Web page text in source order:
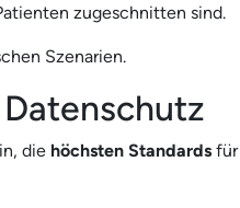
zugeschnitten sind.
Szenarien.
die höchsten Standards für